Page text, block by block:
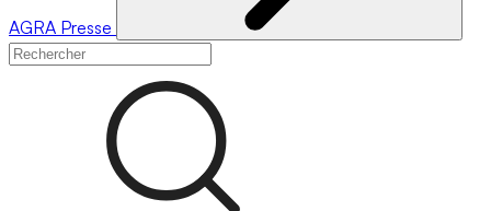
AGRA Presse